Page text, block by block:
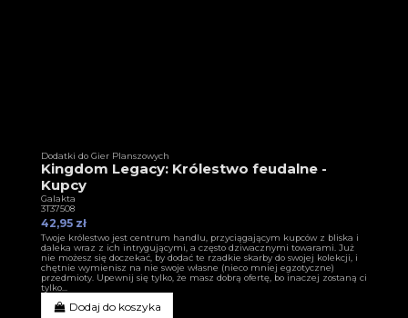
Dodatki do Gier Planszowych
Kingdom Legacy: Królestwo feudalne -
Kupcy
Galakta
3T37508
42,95 zł
Twoje królestwo jest centrum handlu, przyciągającym kupców z bliska i
daleka wraz z ich intrygującymi, a często dziwacznymi towarami. Już
nie możesz się doczekać, by dodać te rzadkie skarby do swojej kolekcji, i
chętnie wymienisz na nie swoje własne (nieco mniej egzotyczne)
przedmioty. Upewnij się tylko, że masz dobrą ofertę, bo inaczej zostaną ci
tylko...
Dodaj do koszyka